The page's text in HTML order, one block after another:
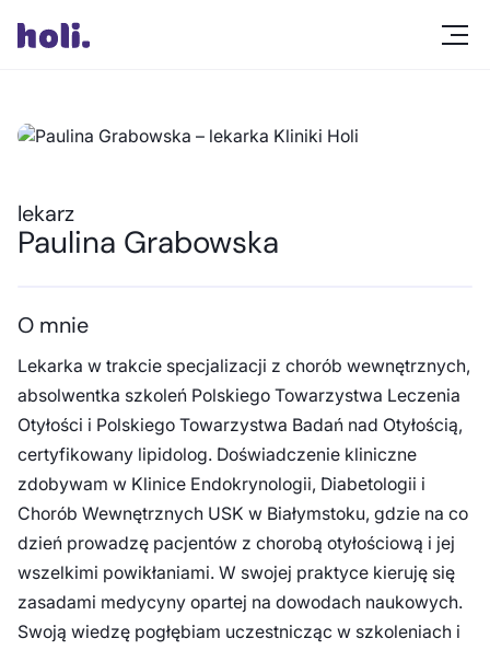
lekarz
Paulina Grabowska
O mnie
Lekarka w trakcie specjalizacji z chorób wewnętrznych,
absolwentka szkoleń Polskiego Towarzystwa Leczenia
Otyłości i Polskiego Towarzystwa Badań nad Otyłością,
certyfikowany lipidolog. Doświadczenie kliniczne
zdobywam w Klinice Endokrynologii, Diabetologii i
Chorób Wewnętrznych USK w Białymstoku, gdzie na co
dzień prowadzę pacjentów z chorobą otyłościową i jej
wszelkimi powikłaniami. W swojej praktyce kieruję się
zasadami medycyny opartej na dowodach naukowych.
Swoją wiedzę pogłębiam uczestnicząc w szkoleniach i